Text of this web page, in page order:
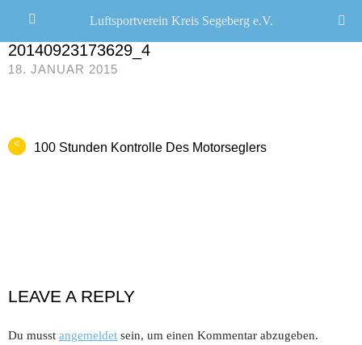
CHRISTOPH R. SCHWARZ 0 COMMENTS
20140923173629_4
18. JANUAR 2015
< 100 Stunden Kontrolle Des Motorseglers
LEAVE A REPLY
Du musst angemeldet sein, um einen Kommentar abzugeben.
Luftsportverein Kreis Segeberg e.V.